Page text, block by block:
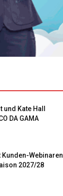
Kate Hall
DA GAMA
Webinaren
2027/28